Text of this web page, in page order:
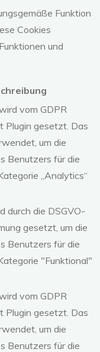
Funktion
Cookies
und
vom GDPR
Plugin gesetzt. Das
um die
Benutzers für die
„Analytics“
durch die DSGVO-
gesetzt, um die
Benutzers für die
"Funktional"
vom GDPR
Plugin gesetzt. Das
um die
Benutzers für die